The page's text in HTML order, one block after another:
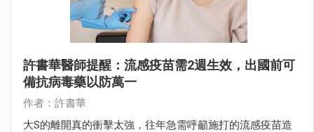
許書華醫師提醒：流感疫苗需2週生效，出國前可
備抗病毒藥以防萬一
作者：許書華
大S的離開真的衝擊太強，往年急需呼籲施打的流感疫苗造